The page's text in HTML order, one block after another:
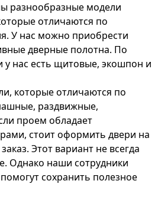
разнообразные модели
отличаются по
У нас можно приобрести
дверные полотна. По
у нас есть щитовые, экошпон и
которые отличаются по
раздвижные,
проем обладает
стоит оформить двери на
Этот вариант не всегда
Однако наши сотрудники
сохранить полезное